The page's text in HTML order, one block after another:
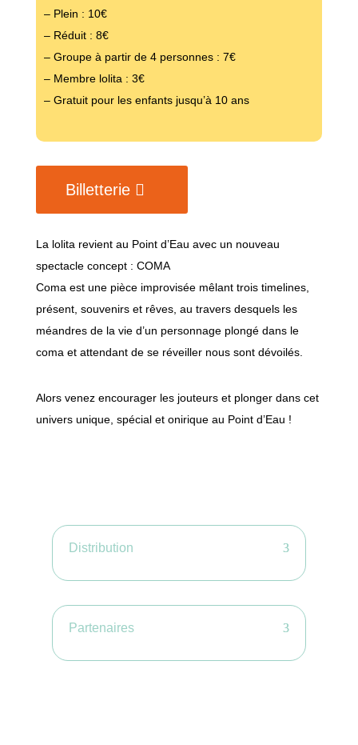
La lolita revient au Point d’Eau avec un nouveau
spectacle concept : COMA
Coma est une pièce improvisée mêlant trois timelines,
présent, souvenirs et rêves, au travers desquels les
méandres de la vie d’un personnage plongé dans le
coma et attendant de se réveiller nous sont dévoilés.
Alors venez encourager les jouteurs et plonger dans cet
univers unique, spécial et onirique au Point d’Eau !
– Plein : 10€
– Réduit : 8€
– Groupe à partir de 4 personnes : 7€
– Membre lolita : 3€
– Gratuit pour les enfants jusqu’à 10 ans
Billetterie
Distribution
Partenaires